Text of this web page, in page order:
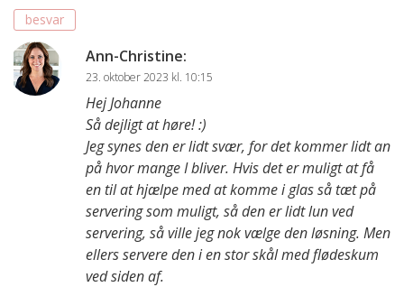
besvar
Ann-Christine:
23. oktober 2023 kl. 10:15
Hej Johanne
Så dejligt at høre! :)
Jeg synes den er lidt svær, for det kommer lidt an
på hvor mange I bliver. Hvis det er muligt at få
en til at hjælpe med at komme i glas så tæt på
servering som muligt, så den er lidt lun ved
servering, så ville jeg nok vælge den løsning. Men
ellers servere den i en stor skål med flødeskum
ved siden af.